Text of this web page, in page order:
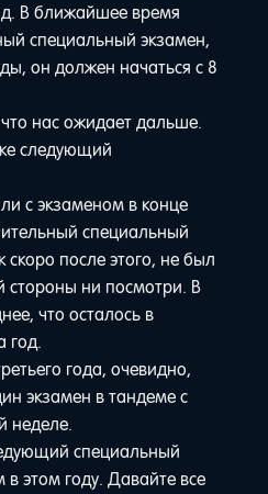
В ближайшее время
специальный экзамен,
он должен начаться с 8
нас ожидает дальше.
следующий
с экзаменом в конце
специальный
после этого, не был
стороны ни посмотри. В
что осталось в
год.
года, очевидно,
экзамен в тандеме с
неделе.
специальный
этом году. Давайте все